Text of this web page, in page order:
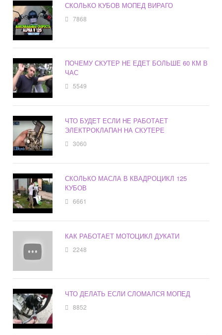
СКОЛЬКО КУБОВ МОПЕД ВИРАГО
7868
ПОЧЕМУ СКУТЕР НЕ ЕДЕТ БОЛЬШЕ 60 КМ В
ЧАС
5549
ЧТО БУДЕТ ЕСЛИ НЕ РАБОТАЕТ
ЭЛЕКТРОКЛАПАН НА СКУТЕРЕ
3060
СКОЛЬКО МАСЛА В КВАДРОЦИКЛ 125
КУБОВ
6661
КАК РАБОТАЕТ МОТОЦИКЛ ДУКАТИ
2248
ЧТО ДЕЛАТЬ ЕСЛИ СЛОМАЛСЯ МОПЕД
8852